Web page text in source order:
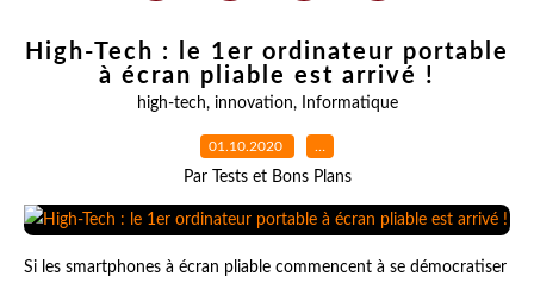
High-Tech : le 1er ordinateur portable
à écran pliable est arrivé !
high-tech, innovation, Informatique
01.10.2020 …
Par Tests et Bons Plans
Si les smartphones à écran pliable commencent à se démocratiser